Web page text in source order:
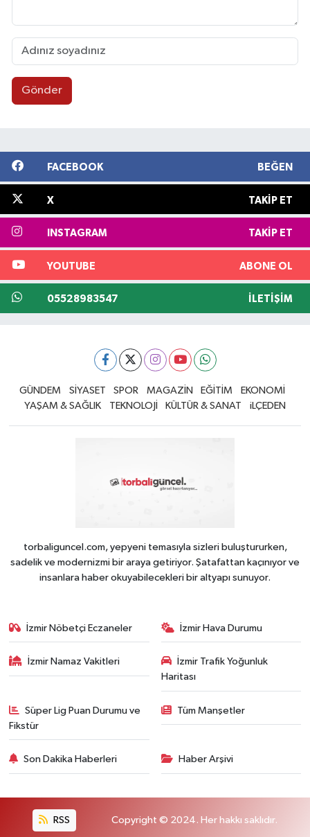
Gönder
FACEBOOK BEĞEN
X TAKIP ET
INSTAGRAM TAKIP ET
YOUTUBE ABONE OL
05528983547 İLETIŞIM
GÜNDEM SİYASET SPOR MAGAZİN EĞİTİM
EKONOMİ
YAŞAM & SAĞLIK
TEKNOLOJİ KÜLTÜR & SANAT iLÇEDEN
torbaliguncel.com, yepyeni temasıyla sizleri buluştururken,
sadelik ve modernizmi bir araya getiriyor. Şatafattan kaçınıyor ve
insanlara haber okuyabilecekleri bir altyapı sunuyor.
İzmir Nöbetçi Eczaneler İzmir Hava Durumu
İzmir Namaz Vakitleri
İzmir Trafik Yoğunluk
Haritası
Süper Lig Puan Durumu ve
Fikstür
Tüm Manşetler
Son Dakika Haberleri Haber Arşivi
RSS Copyright © 2024. Her hakkı saklıdır.